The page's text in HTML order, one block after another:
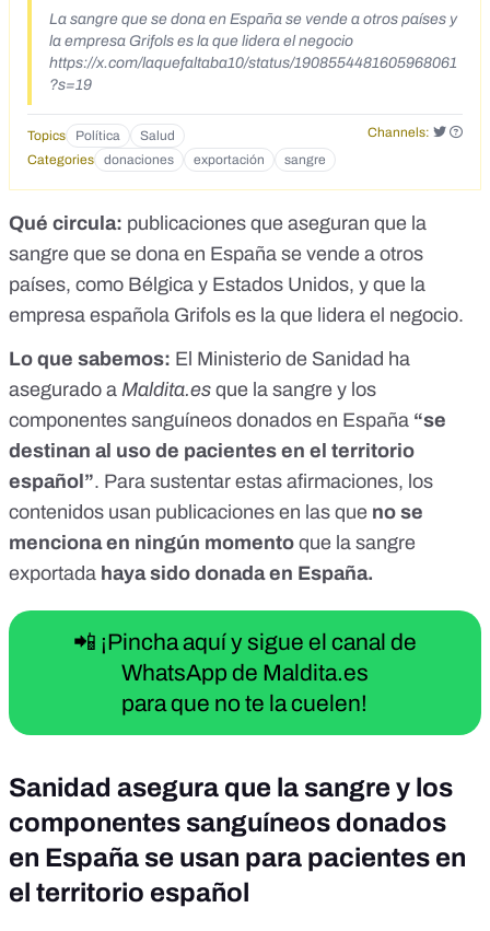
La sangre que se dona en España se vende a otros países y
la empresa Grifols es la que lidera el negocio
https://x.com/laquefaltaba10/status/1908554481605968061
?s=19
Topics Política Salud
Channels:
Categories
donaciones exportación sangre
Qué circula: publicaciones que aseguran que la
sangre que se dona en España se vende a otros
países, como Bélgica y Estados Unidos, y que la
empresa española Grifols es la que lidera el negocio.
Lo que sabemos: El Ministerio de Sanidad ha
asegurado a Maldita.es que la sangre y los
componentes sanguíneos donados en España “se
destinan al uso de pacientes en el territorio
español”. Para sustentar estas afirmaciones, los
contenidos usan publicaciones en las que no se
menciona en ningún momento que la sangre
exportada haya sido donada en España.
📲 ¡Pincha aquí y sigue el canal de
WhatsApp de Maldita.es
para que no te la cuelen!
Sanidad asegura que la sangre y los
componentes sanguíneos donados
en España se usan para pacientes en
el territorio español